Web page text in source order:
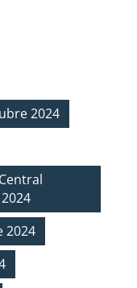
2024
2024